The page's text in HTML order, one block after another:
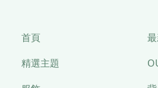
首頁
精選主題